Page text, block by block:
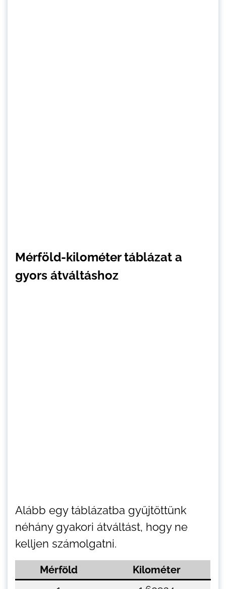
Mérföld-kilométer táblázat a
gyors átváltáshoz
Alább egy táblázatba gyűjtöttünk
néhány gyakori átváltást, hogy ne
kelljen számolgatni.
Mérföld
Kilométer